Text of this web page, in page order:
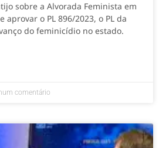
sobre a Alvorada Feminista em
aprovar o PL 896/2023, o PL da
do feminicídio no estado.
comentário